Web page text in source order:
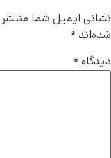
نشانی ایمیل شما
شده‌اند*
دیدگاه*